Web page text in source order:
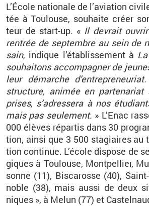
L’École na­tio­nale de l’avia­tion
tée à Tou­louse, sou­haite créer
teur de start-up. « Il de­vrait
ren­trée de sep­tembre au sein de
sain, in­dique l’éta­blis­se­ment à
sou­hai­tons ac­com­pa­gner de
leur dé­marche
struc­ture, ani­mée en
prises, s’adres­sera à nos
mais pas seule­ment. » L’Enac
000 élèves ré­par­tis dans 30
tion, ainsi que 3 500 sta­giaires
tion conti­nue. L’école dis­pose de
giques à Tou­louse, Mont­pel­lier,
sonne (11), Bis­ca­rosse (40),
noble (38), mais aussi de deux
niques », à Melun (77) et